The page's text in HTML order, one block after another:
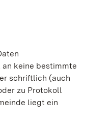
keine bestimmte
schriftlich (auch
zu Protokoll
liegt ein